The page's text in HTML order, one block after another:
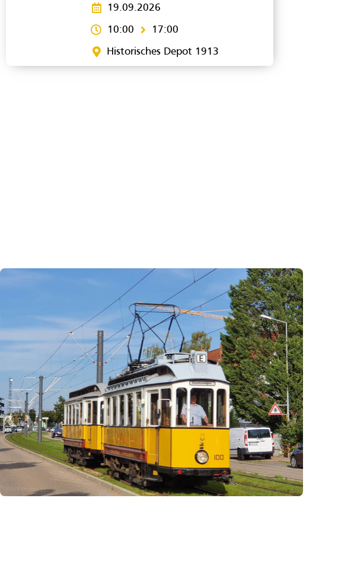
19.09.2026
10:00 17:00
Historisches Depot 1913